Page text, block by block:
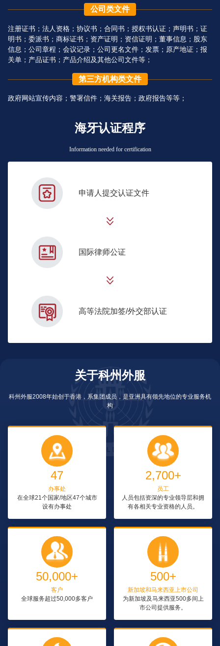
公司类文件
注册证书；法人资格；协议书；合同书；授权书认证；声明书；证
明书；委派书；商标证书；资产证明；资信证明；董事信息；股东
信息；公司章程；会议记录；公司更名文件；发票；原产地证；报
关单；产品证书；产品介绍及其他公司文件等；
第三方机构类文件
政府网站宣传内容；警署信件；海关报告；政府报告等等；
海牙认证程序
Information needed for certification
申请人提交认证文件
国际律师公证
高等法院加签/外交部认证
关于科州外服
科州外服2008年始创于香港，系集团成员，是亚洲具有领先地位的专业服务机
构
47
办事处
在全球21个国家/地区47个城市
设有办事处
2,700+
员工
人员包括资深的专业领导层和拥
有各相关专业资格的人员。
50,000+
客户
全球服务超过50,000多客户
500+
新加坡和马来西亚上市公司
为新加坡及马来西亚500多间上
市公司提供服务。